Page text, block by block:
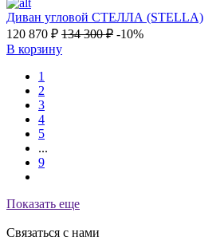
Диван угловой СТЕЛЛА (STELLA)
120 870 ₽ 134 300₽ -10%
В корзину
1
2
3
4
5
...
9
Показать еще
Связаться с нами